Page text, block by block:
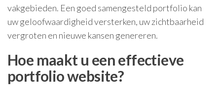
vakgebieden. Een goed samengesteld portfolio kan
uw geloofwaardigheid versterken, uw zichtbaarheid
vergroten en nieuwe kansen genereren.
Hoe maakt u een effectieve
portfolio website?